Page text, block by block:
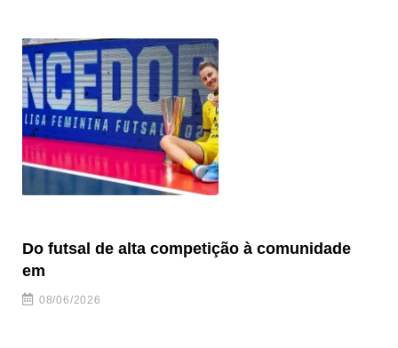
Do futsal de alta competição à comunidade
em
08/06/2026